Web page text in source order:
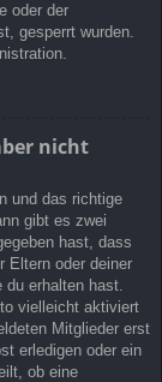
oder der
gesperrt wurden.
nicht
und das richtige
gibt es zwei
hast, dass
Eltern oder deiner
erhalten hast.
vielleicht aktiviert
Mitglieder erst
erledigen oder ein
ob eine